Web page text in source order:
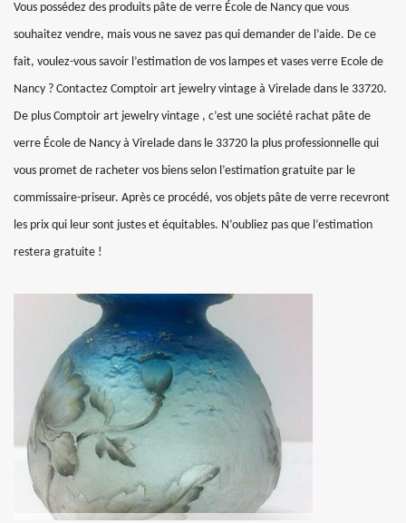
Vous possédez des produits pâte de verre École de Nancy que vous
souhaitez vendre, mais vous ne savez pas qui demander de l’aide. De ce
fait, voulez-vous savoir l’estimation de vos lampes et vases verre Ecole de
Nancy ? Contactez Comptoir art jewelry vintage à Virelade dans le 33720.
De plus Comptoir art jewelry vintage , c’est une société rachat pâte de
verre École de Nancy à Virelade dans le 33720 la plus professionnelle qui
vous promet de racheter vos biens selon l’estimation gratuite par le
commissaire-priseur. Après ce procédé, vos objets pâte de verre recevront
les prix qui leur sont justes et équitables. N’oubliez pas que l’estimation
restera gratuite !